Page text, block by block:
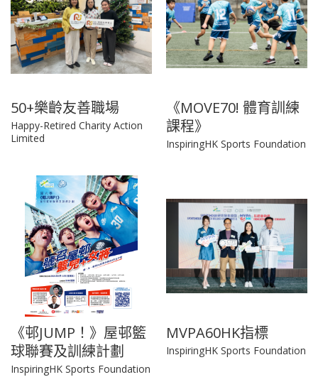
50+樂齡友善職場
Happy-Retired Charity Action
Limited
《MOVE70! 體育訓練
課程》
InspiringHK Sports Foundation
《邨JUMP！》屋邨籃
球聯賽及訓練計劃
InspiringHK Sports Foundation
MVPA60HK指標
InspiringHK Sports Foundation